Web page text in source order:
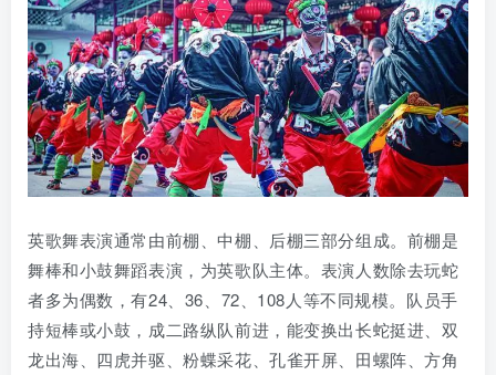
英歌舞表演通常由前棚、中棚、后棚三部分组成。前棚是
舞棒和小鼓舞蹈表演，为英歌队主体。表演人数除去玩蛇
者多为偶数，有24、36、72、108人等不同规模。队员手
持短棒或小鼓，成二路纵队前进，能变换出长蛇挺进、双
龙出海、四虎并驱、粉蝶采花、孔雀开屏、田螺阵、方角